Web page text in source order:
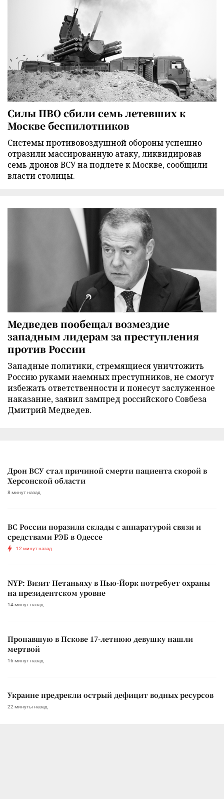
Силы ПВО сбили семь летевших к
Москве беспилотников
Cистемы противовоздушной обороны успешно
отразили массированную атаку, ликвидировав
семь дронов ВСУ на подлете к Москве, сообщили
власти столицы.
Медведев пообещал возмездие
западным лидерам за преступления
против России
Западные политики, стремящиеся уничтожить
Россию руками наемных преступников, не смогут
избежать ответственности и понесут заслуженное
наказание, заявил зампред российского Совбеза
Дмитрий Медведев.
Дрон ВСУ стал причиной смерти пациента скорой в
Херсонской области
8 минут назад
ВС России поразили склады с аппаратурой связи и
средствами РЭБ в Одессе
12 минут назад
NYP: Визит Нетаньяху в Нью-Йорк потребует охраны
на президентском уровне
14 минут назад
Пропавшую в Пскове 17-летнюю девушку нашли
мертвой
16 минут назад
Украине предрекли острый дефицит водных ресурсов
22 минуты назад